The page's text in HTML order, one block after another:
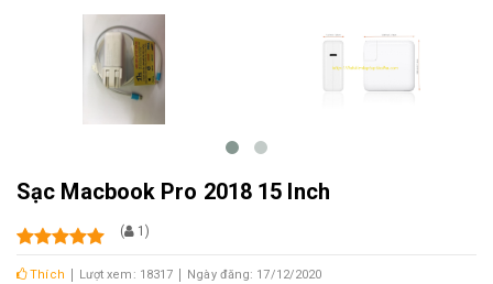
Sạc Macbook Pro 2018 15 Inch
( 1)
Thích Lượt xem: 18317 Ngày đăng: 17/12/2020